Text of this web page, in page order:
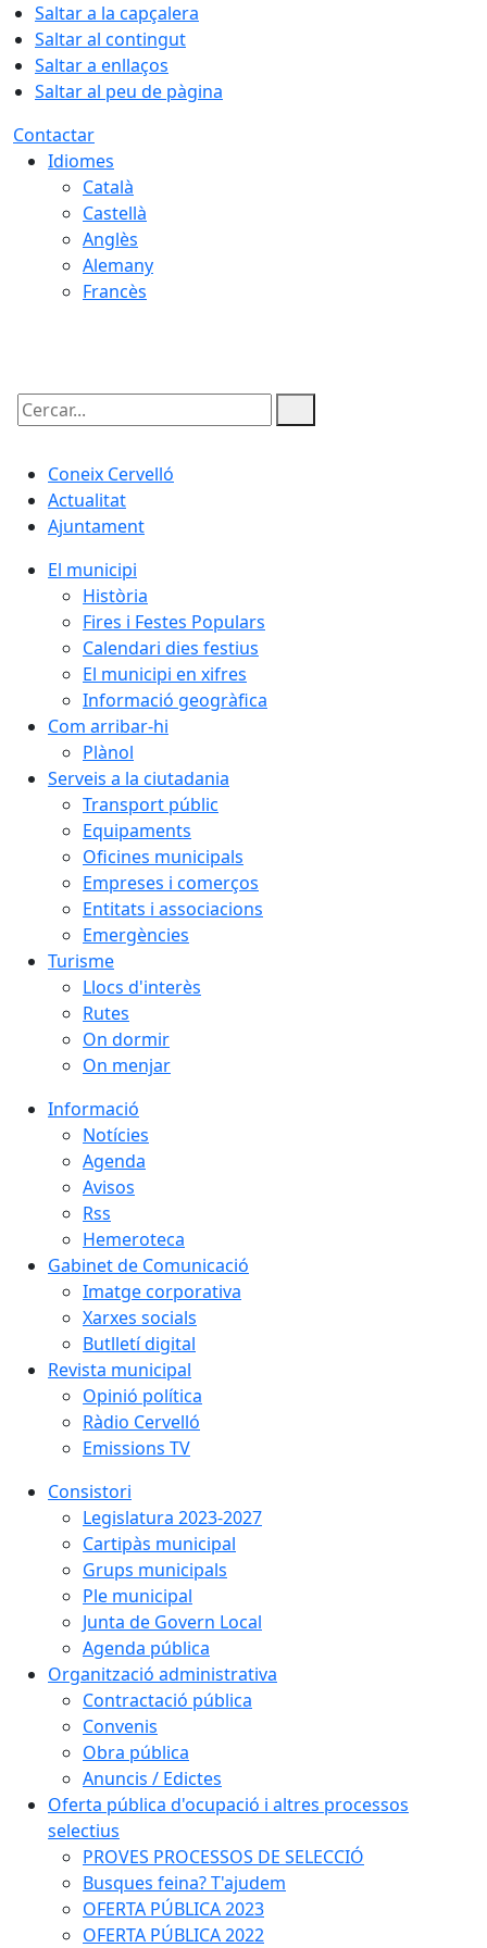
Saltar a la capçalera
Saltar al contingut
Saltar a enllaços
Saltar al peu de pàgina
Contactar
Idiomes
Català
Castellà
Anglès
Alemany
Francès
Cercar:
Coneix Cervelló
Actualitat
Ajuntament
El municipi
Història
Fires i Festes Populars
Calendari dies festius
El municipi en xifres
Informació geogràfica
Com arribar-hi
Plànol
Serveis a la ciutadania
Transport públic
Equipaments
Oficines municipals
Empreses i comerços
Entitats i associacions
Emergències
Turisme
Llocs d'interès
Rutes
On dormir
On menjar
Informació
Notícies
Agenda
Avisos
Rss
Hemeroteca
Gabinet de Comunicació
Imatge corporativa
Xarxes socials
Butlletí digital
Revista municipal
Opinió política
Ràdio Cervelló
Emissions TV
Consistori
Legislatura 2023-2027
Cartipàs municipal
Grups municipals
Ple municipal
Junta de Govern Local
Agenda pública
Organització administrativa
Contractació pública
Convenis
Obra pública
Anuncis / Edictes
Oferta pública d'ocupació i altres processos
selectius
PROVES PROCESSOS DE SELECCIÓ
Busques feina? T'ajudem
OFERTA PÚBLICA 2023
OFERTA PÚBLICA 2022